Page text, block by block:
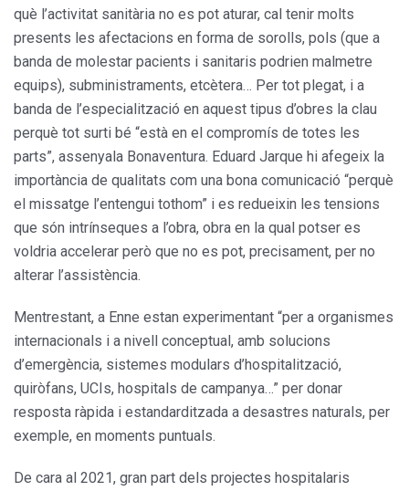
què l’activitat sanitària no es pot aturar, cal tenir molts
presents les afectacions en forma de sorolls, pols (que a
banda de molestar pacients i sanitaris podrien malmetre
equips), subministraments, etcètera… Per tot plegat, i a
banda de l’especialització en aquest tipus d’obres la clau
perquè tot surti bé “està en el compromís de totes les
parts”, assenyala Bonaventura. Eduard Jarque hi afegeix la
importància de qualitats com una bona comunicació “perquè
el missatge l’entengui tothom” i es redueixin les tensions
que són intrínseques a l’obra, obra en la qual potser es
voldria accelerar però que no es pot, precisament, per no
alterar l’assistència.
Mentrestant, a Enne estan experimentant “per a organismes
internacionals i a nivell conceptual, amb solucions
d’emergència, sistemes modulars d’hospitalització,
quiròfans, UCIs, hospitals de campanya…” per donar
resposta ràpida i estandarditzada a desastres naturals, per
exemple, en moments puntuals.
De cara al 2021, gran part dels projectes hospitalaris